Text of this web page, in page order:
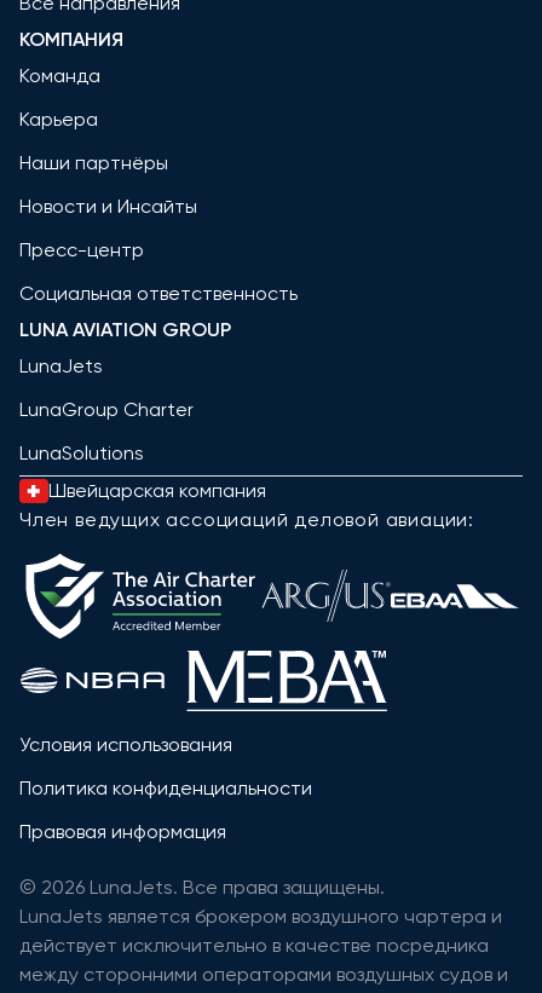
КОМПАНИЯ
Команда
Карьера
Наши партнёры
Новости и Инсайты
Пресс-центр
Социальная ответственность
LUNA AVIATION GROUP
LunaJets
LunaGroup Charter
LunaSolutions
Швейцарская компания
Член ведущих ассоциаций деловой авиации:
Условия использования
Политика конфиденциальности
Правовая информация
© 2026 LunaJets. Все права защищены.
LunaJets является брокером воздушного чартера и
действует исключительно в качестве посредника
между сторонними операторами воздушных судов и